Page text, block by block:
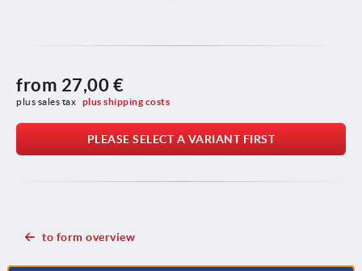
from 27,00 €
plus sales tax plus shipping costs
PLEASE SELECT A VARIANT FIRST
to form overview